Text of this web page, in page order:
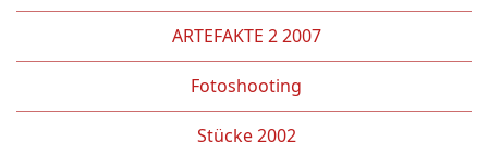
ARTEFAKTE 2 2007
Fotoshooting
Stücke 2002